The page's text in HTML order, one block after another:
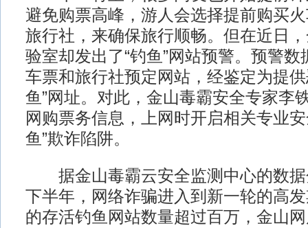
避免购票高峰，游人会选择提前购买
旅行社，来确保旅行顺畅。但在近日
验室却发出了“钓鱼”网站预警。预警
车票和旅行社预定网站，经鉴定为提
鱼”网址。对此，金山毒霸安全专家李
网购票务信息，上网时开启相关专业
鱼”欺诈陷阱。
据金山毒霸云安全监测中心的数据
下半年，网络诈骗进入到新一轮的高
的存活钓鱼网站数量超过百万，金山